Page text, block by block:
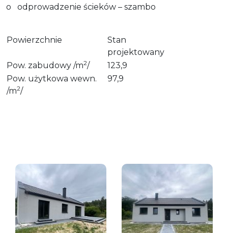
o odprowadzenie ścieków – szambo
Powierzchnie
Stan
projektowany
Pow. zabudowy /m2/
123,9
Pow. użytkowa wewn.
/m2/
97,9